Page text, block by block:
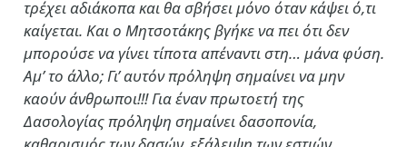
τρέχει αδιάκοπα και θα σβήσει μόνο όταν κάψει ό,τι
καίγεται. Και ο Μητσοτάκης βγήκε να πει ότι δεν
μπορούσε να γίνει τίποτα απέναντι στη… μάνα φύση.
Αμ’ το άλλο; Γι’ αυτόν πρόληψη σημαίνει να μην
καούν άνθρωποι!!! Για έναν πρωτοετή της
Δασολογίας πρόληψη σημαίνει δασοπονία,